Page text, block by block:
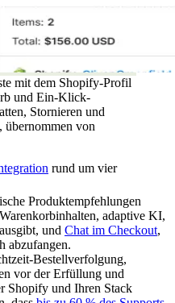
mit dem Shopify-Profil
und Ein-Klick-
Stornieren und
übernommen von
rund um vier
Produktempfehlungen
adaptive KI,
und Chat im Checkout,
abzufangen.
Bestellverfolgung,
vor der Erfüllung und
Shopify und Ihren Stack